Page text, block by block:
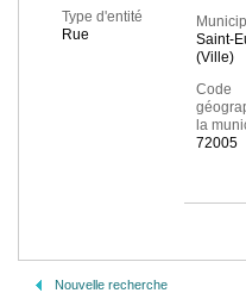
Type d'entité
Rue
Saint-
(Ville)
Code
la
72005
Nouvelle recherche